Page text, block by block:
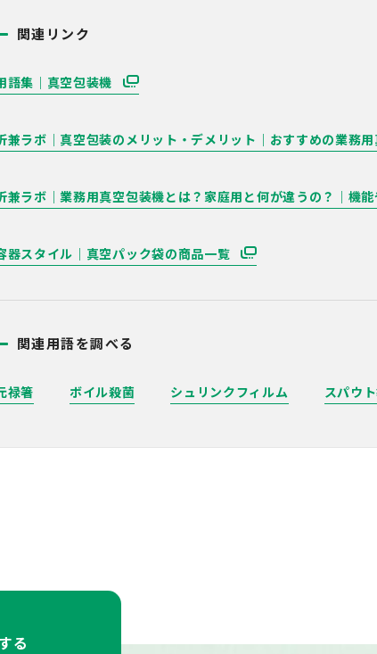
関連リンク
語集｜真空包装機
兼ラボ｜真空包装のメリット・デメリット｜おすすめの業務
兼ラボ｜業務用真空包装機とは？家庭用と何が違うの？｜機
器スタイル｜真空パック袋の商品一覧
関連用語を調べる
禄箸 ボイル殺菌 シュリンクフィルム スパウ
る